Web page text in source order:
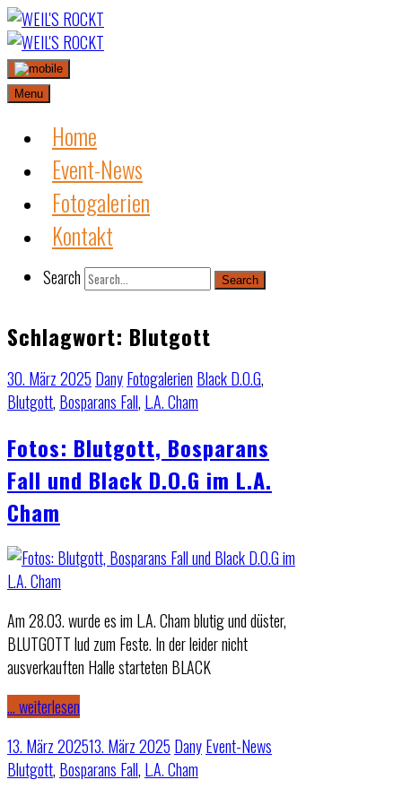
Skip
to
content
Menu
Home
Event-News
Fotogalerien
Kontakt
Search Search
Schlagwort: Blutgott
30. März 2025 DanyFotogalerien Black D.O.G,
Blutgott, Bosparans Fall, L.A. Cham
Fotos: Blutgott, Bosparans
Fall und Black D.O.G im L.A.
Cham
Am 28.03. wurde es im L.A. Cham blutig und düster,
BLUTGOTT lud zum Feste. In der leider nicht
ausverkauften Halle starteten BLACK
… weiterlesen
13. März 202513. März 2025 DanyEvent-News
Blutgott, Bosparans Fall, L.A. Cham